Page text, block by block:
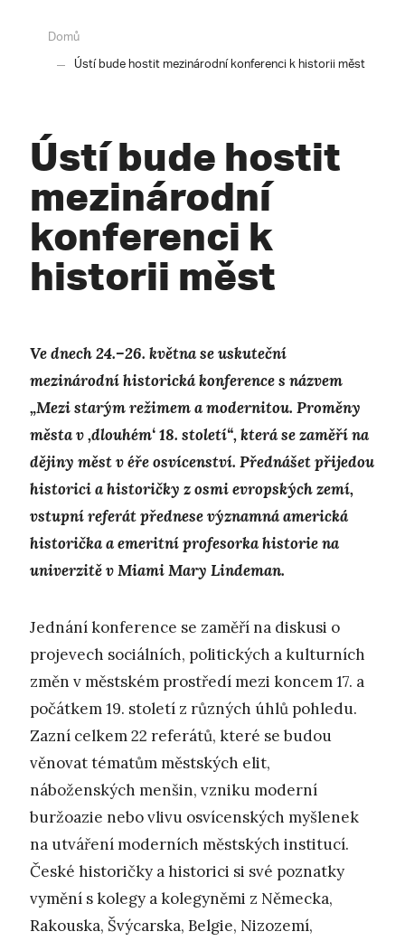
Domů
Ústí bude hostit mezinárodní konferenci k historii měst
Ústí bude hostit
mezinárodní
konferenci k
historii měst
Ve dnech 24.–26. května se uskuteční
mezinárodní historická konference s názvem
„Mezi starým režimem a modernitou. Proměny
města v ,dlouhém‘ 18. století“, která se zaměří na
dějiny měst v éře osvícenství. Přednášet přijedou
historici a historičky z osmi evropských zemí,
vstupní referát přednese významná americká
historička a emeritní profesorka historie na
univerzitě v Miami Mary Lindeman.
Jednání konference se zaměří na diskusi o
projevech sociálních, politických a kulturních
změn v městském prostředí mezi koncem 17. a
počátkem 19. století z různých úhlů pohledu.
Zazní celkem 22 referátů, které se budou
věnovat tématům městských elit,
náboženských menšin, vzniku moderní
buržoazie nebo vlivu osvícenských myšlenek
na utváření moderních městských institucí.
České historičky a historici si své poznatky
vymění s kolegy a kolegyněmi z Německa,
Rakouska, Švýcarska, Belgie, Nizozemí,